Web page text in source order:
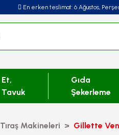
En erken teslimat: 6 Ağustos,
Et,
Tavuk
Gıda
Şekerleme
Tıraş Makineleri Gillette